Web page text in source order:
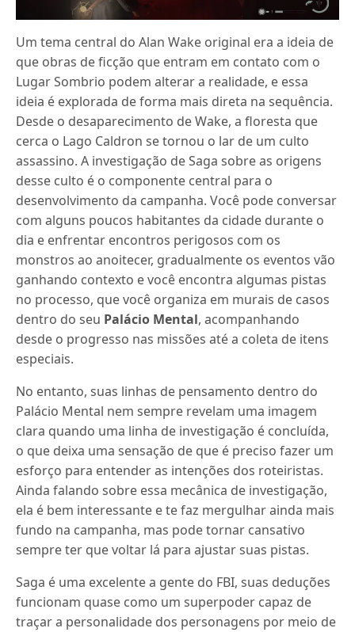
Um tema central do Alan Wake original era a ideia de
que obras de ficção que entram em contato com o
Lugar Sombrio podem alterar a realidade, e essa
ideia é explorada de forma mais direta na sequência.
Desde o desaparecimento de Wake, a floresta que
cerca o Lago Caldron se tornou o lar de um culto
assassino. A investigação de Saga sobre as origens
desse culto é o componente central para o
desenvolvimento da campanha. Você pode conversar
com alguns poucos habitantes da cidade durante o
dia e enfrentar encontros perigosos com os
monstros ao anoitecer, gradualmente os eventos vão
ganhando contexto e você encontra algumas pistas
no processo, que você organiza em murais de casos
dentro do seu Palácio Mental, acompanhando
desde o progresso nas missões até a coleta de itens
especiais.
No entanto, suas linhas de pensamento dentro do
Palácio Mental nem sempre revelam uma imagem
clara quando uma linha de investigação é concluída,
o que deixa uma sensação de que é preciso fazer um
esforço para entender as intenções dos roteiristas.
Ainda falando sobre essa mecânica de investigação,
ela é bem interessante e te faz mergulhar ainda mais
fundo na campanha, mas pode tornar cansativo
sempre ter que voltar lá para ajustar suas pistas.
Saga é uma excelente a gente do FBI, suas deduções
funcionam quase como um superpoder capaz de
traçar a personalidade dos personagens por meio de